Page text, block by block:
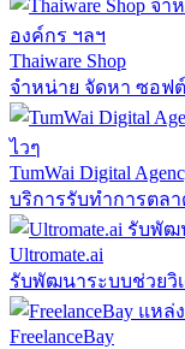
Thaiware Shop
จำหน่าย จัดหา ซอฟ
TumWai Digital
บริการรับทำการตล
Ultromate.ai
รับพัฒนาระบบช่วยวิ
FreelanceBay